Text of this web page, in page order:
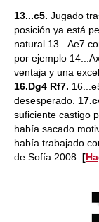
13...c5. Jugado
posición ya está
natural 13...Ae7
por ejemplo
ventaja y una
16.Dg4 Rf7.
desesperado.
suficiente castigo
había sacado
había trabajado
de Sofía 2008. [